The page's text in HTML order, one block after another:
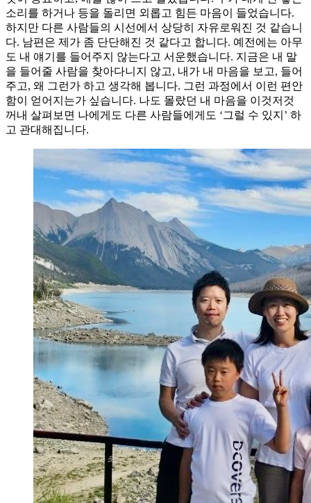
소리를 하거나 등을 돌리면 외롭고 힘든 마음이 들었습니다.
하지만 다른 사람들의 시선에서 상당히 자유로워진 것 같습니
다. 남편은 제가 좀 단단해진 것 같다고 합니다. 예전에는 아무
도 내 얘기를 들어주지 않는다고 서운했습니다. 지금은 내 말
을 들어줄 사람을 찾아다니지 않고, 내가 내 마음을 보고, 들어
주고, 왜 그런가 하고 생각해 봅니다. 그런 과정에서 이런 편안
함이 얻어지는가 싶습니다. 나도 몰랐던 내 마음을 이것저것
꺼내 살펴보면 나에게도 다른 사람들에게도 ‘그럴 수 있지’ 하
고 관대해집니다.